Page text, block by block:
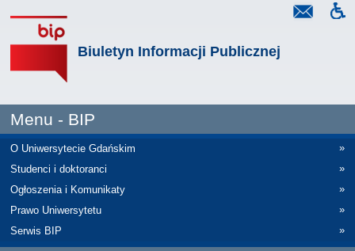
Biuletyn Informacji Publicznej
Menu - BIP
O Uniwersytecie Gdańskim
»
Studenci i doktoranci
»
Ogłoszenia i Komunikaty
»
Prawo Uniwersytetu
»
Serwis BIP
»